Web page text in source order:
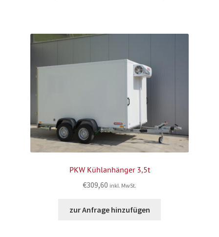
PKW Kühlanhänger 3,5t
€309,60 inkl. MwSt.
zur Anfrage hinzufügen